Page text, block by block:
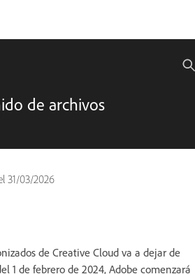
de archivos
31/03/2026
de Creative Cloud va a dejar de
1 de febrero de 2024, Adobe comenzará